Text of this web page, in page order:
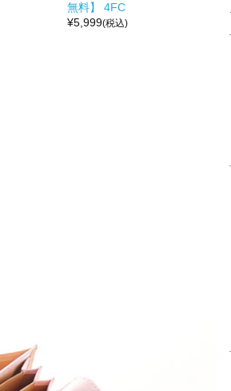
無料】 4FC
¥5,999(税込)